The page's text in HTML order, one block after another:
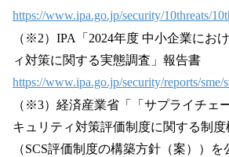
https://www.ipa.go.jp/security/10threats/
（※2）IPA「2024年度 中小企業にお
ィ対策に関する実態調査」報告書
https://www.ipa.go.jp/security/reports/sme/
（※3）経済産業省「「サプライチェ
キュリティ対策評価制度に関する制度
（SCS評価制度の構築方針（案））